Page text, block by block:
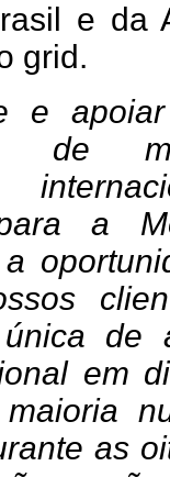
e da
grid.
e
de
a
única de
em
as